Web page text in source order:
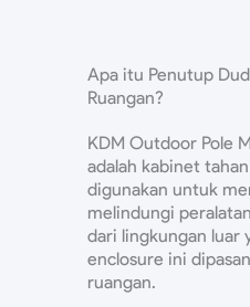
Apa itu Penutup
Ruangan?
KDM Outdoor Pole
adalah kabinet
digunakan untuk
melindungi
dari lingkungan luar
enclosure ini
ruangan.